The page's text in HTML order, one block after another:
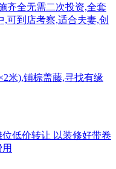
齐全无需二次投资,全套
可到店考察,适合夫妻,创
米),铺棕盖藤,寻找有缘
低价转让 以装修好带卷